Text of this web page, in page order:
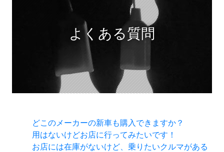
よくある質問
どこのメーカーの新車も購入できますか？
用はないけどお店に行ってみたいです！
お店には在庫がないけど、乗りたいクルマがある